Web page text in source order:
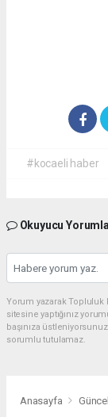
#kocaeli haber
Okuyucu
Yorum yazarak Topluluk
sitesine yaptığınız
başınıza
sorumlu tutulamaz.
Anasayfa Güncel